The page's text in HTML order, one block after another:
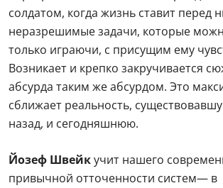
солдатом, когда жизнь ставит перед
неразрешимые задачи, которые
только играючи, с присущим ему
Возникает и крепко закручивается
абсурда таким же абсурдом. Это
сближает реальность,
назад, и сегодняшнюю.
Йозеф Швейкучит нашего
привычной отточенности систем— в